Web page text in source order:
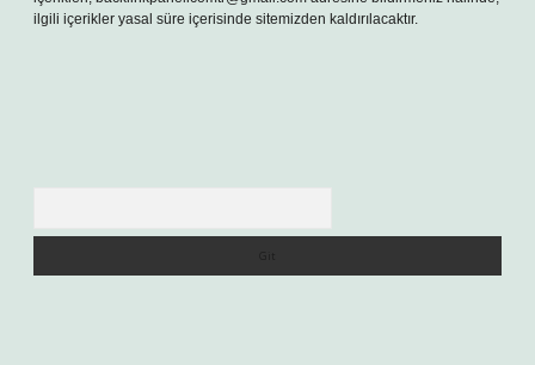
ilgili içerikler yasal süre içerisinde sitemizden kaldırılacaktır.